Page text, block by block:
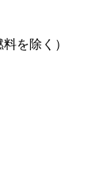
を除く）